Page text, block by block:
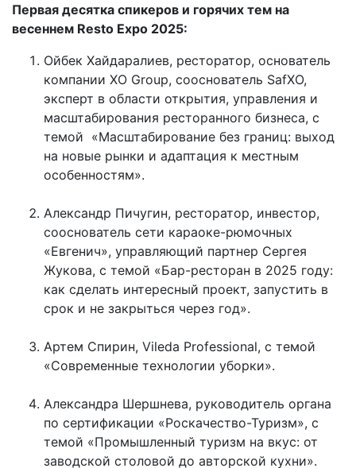
Первая десятка спикеров и горячих тем на
весеннем Resto Expo 2025:
Ойбек Хайдаралиев, ресторатор, основатель
компании XO Group, сооснователь SafXO,
эксперт в области открытия, управления и
масштабирования ресторанного бизнеса, с
темой «Масштабирование без границ: выход
на новые рынки и адаптация к местным
особенностям».
Александр Пичугин, ресторатор, инвестор,
cооснователь сети караоке-рюмочных
«Евгенич», управляющий партнер Сергея
Жукова, с темой «Бар-ресторан в 2025 году:
как сделать интересный проект, запустить в
срок и не закрыться через год».
Артем Спирин, Vileda Professional, с темой
«Современные технологии уборки».
Александра Шершнева, руководитель органа
по сертификации «Роскачество-Туризм», с
темой «Промышленный туризм на вкус: от
заводской столовой до авторской кухни».